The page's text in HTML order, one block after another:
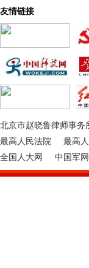
友情链接
北京市赵晓鲁律师事务
最高人民法院
最高
全国人大网
中国军网